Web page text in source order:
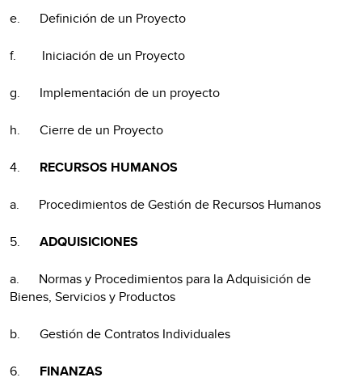
e. Definición de un Proyecto
f. Iniciación de un Proyecto
g. Implementación de un proyecto
h. Cierre de un Proyecto
4. RECURSOS HUMANOS
a. Procedimientos de Gestión de Recursos Humanos
5. ADQUISICIONES
a. Normas y Procedimientos para la Adquisición de
Bienes, Servicios y Productos
b. Gestión de Contratos Individuales
6. FINANZAS